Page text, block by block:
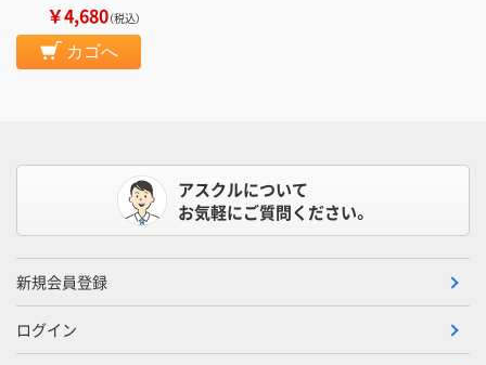
￥4,680（税込）
カゴへ
アスクルについて
お気軽にご質問ください。
新規会員登録
ログイン